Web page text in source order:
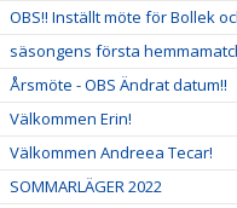
OBS!! Inställt möte för Bollek
säsongens första
Årsmöte - OBS Ändrat datum!!
Välkommen Erin!
Välkommen Andreea Tecar!
SOMMARLÄGER 2022